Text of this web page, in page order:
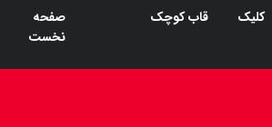
کلیک
قاب کوچک
صفحه
نخست